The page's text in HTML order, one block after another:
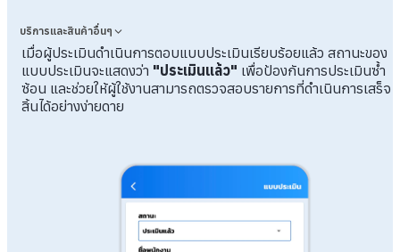
บริการและสินค้าอื่นๆ
เมื่อผู้ประเมินดำเนินการตอบแบบประเมินเรียบร้อยแล้ว สถานะของ
แบบประเมินจะแสดงว่า "ประเมินแล้ว" เพื่อป้องกันการประเมินซ้ำ
ซ้อน และช่วยให้ผู้ใช้งานสามารถตรวจสอบรายการที่ดำเนินการเสร็จ
สิ้นได้อย่างง่ายดาย